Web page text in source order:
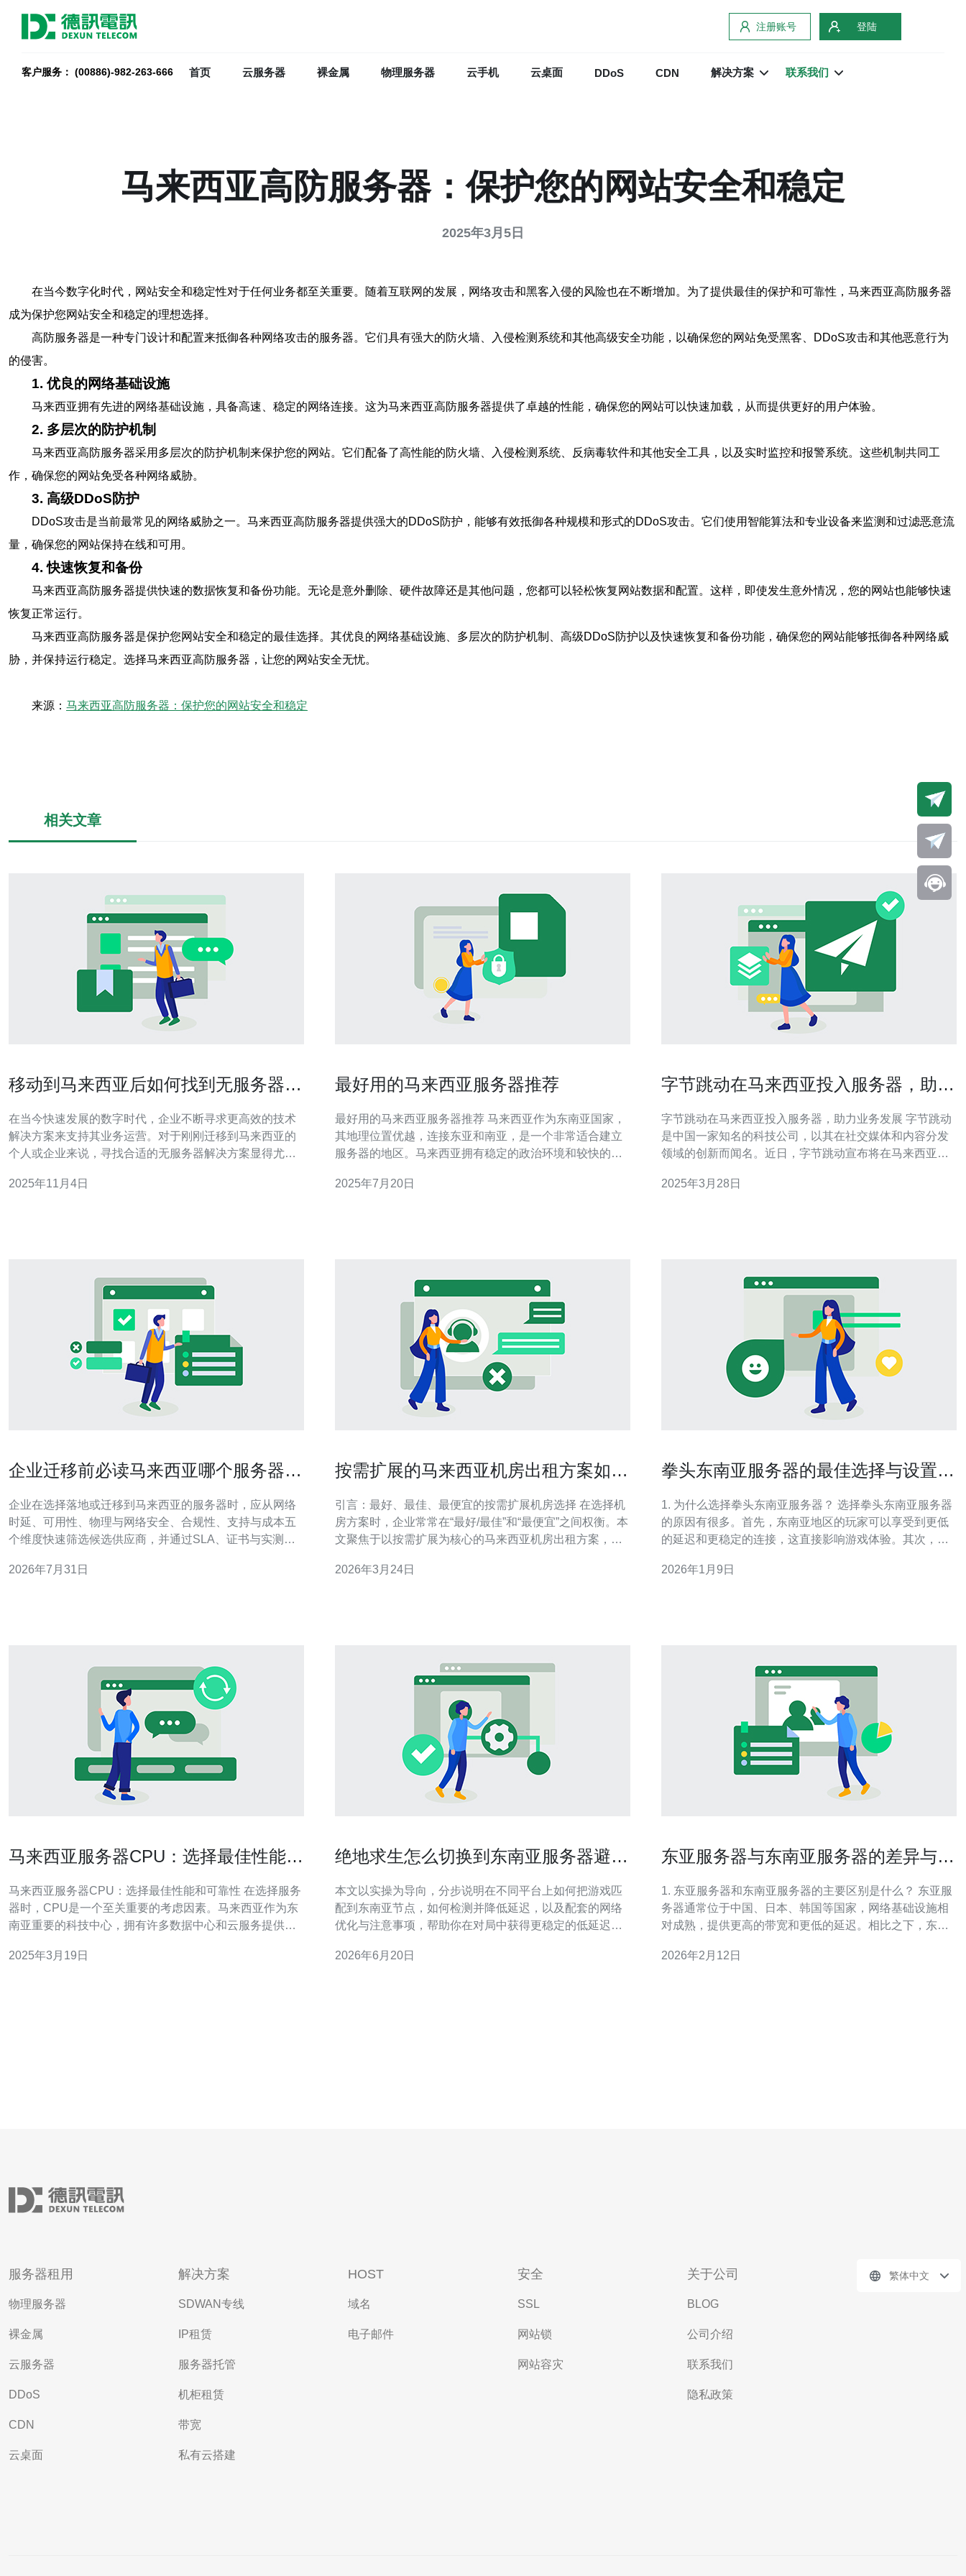
注册账号 登陆
客户服务： (00886)-982-263-666 首页 云服务器 裸金属 物理服务器 云手机 云桌面 DDoS CDN 解决方案 联系我们
马来西亚高防服务器：保护您的网站安全和稳定
2025年3月5日
在当今数字化时代，网站安全和稳定性对于任何业务都至关重要。随着互联网的发展，网络攻击和黑客入侵的风险也在不断增加。为了提供最佳的保护和可靠性，马来西亚高防服务器
成为保护您网站安全和稳定的理想选择。
高防服务器是一种专门设计和配置来抵御各种网络攻击的服务器。它们具有强大的防火墙、入侵检测系统和其他高级安全功能，以确保您的网站免受黑客、DDoS攻击和其他恶意行为
的侵害。
1. 优良的网络基础设施
马来西亚拥有先进的网络基础设施，具备高速、稳定的网络连接。这为马来西亚高防服务器提供了卓越的性能，确保您的网站可以快速加载，从而提供更好的用户体验。
2. 多层次的防护机制
马来西亚高防服务器采用多层次的防护机制来保护您的网站。它们配备了高性能的防火墙、入侵检测系统、反病毒软件和其他安全工具，以及实时监控和报警系统。这些机制共同工
作，确保您的网站免受各种网络威胁。
3. 高级DDoS防护
DDoS攻击是当前最常见的网络威胁之一。马来西亚高防服务器提供强大的DDoS防护，能够有效抵御各种规模和形式的DDoS攻击。它们使用智能算法和专业设备来监测和过滤恶意流
量，确保您的网站保持在线和可用。
4. 快速恢复和备份
马来西亚高防服务器提供快速的数据恢复和备份功能。无论是意外删除、硬件故障还是其他问题，您都可以轻松恢复网站数据和配置。这样，即使发生意外情况，您的网站也能够快速
恢复正常运行。
马来西亚高防服务器是保护您网站安全和稳定的最佳选择。其优良的网络基础设施、多层次的防护机制、高级DDoS防护以及快速恢复和备份功能，确保您的网站能够抵御各种网络威
胁，并保持运行稳定。选择马来西亚高防服务器，让您的网站安全无忧。
来源： 马来西亚高防服务器：保护您的网站安全和稳定
相关文章
移动到马来西亚后如何找到无服务器的
在当今快速发展的数字时代，企业不断寻求更高效的技术
解决方案来支持其业务运营。对于刚刚迁移到马来西亚的
个人或企业来说，寻找合适的无服务器解决方案显得尤为
器解决方案，帮助您在新环境中顺利开展业务。 如何评估
2025年11月4日
最好用的马来西亚服务器推荐
最好用的马来西亚服务器推荐 马来西亚作为东南亚国家，
其地理位置优越，连接东亚和南亚，是一个非常适合建立
服务器的地区。马来西亚拥有稳定的政治环境和较快的互
更好的访问体验。 以下是我们推荐的几家马来西亚服务器
2025年7月20日
字节跳动在马来西亚投入服务器，助力
字节跳动在马来西亚投入服务器，助力业务发展 字节跳动
是中国一家知名的科技公司，以其在社交媒体和内容分发
领域的创新而闻名。近日，字节跳动宣布将在马来西亚建
这一举措的背景和意义，并探讨其对字节跳动在马来西亚
2025年3月28日
企业迁移前必读马来西亚哪个服务器好
企业在选择落地或迁移到马来西亚的服务器时，应从网络
时延、可用性、物理与网络安全、合规性、支持与成本五
个维度快速筛选候选供应商，并通过SLA、证书与实测数
厂商类型与迁移前的具体测试与策略，帮助决策者在有限
2026年7月31日
按需扩展的马来西亚机房出租方案如何
引言：最好、最佳、最便宜的按需扩展机房选择 在选择机
房方案时，企业常常在“最好/最佳”和“最便宜”之间权衡。本
文聚焦于以按需扩展为核心的马来西亚机房出租方案，评
成为“最好”的可扩展服务器托管方案，又能在合适配置与用
2026年3月24日
拳头东南亚服务器的最佳选择与设置指
1. 为什么选择拳头东南亚服务器？ 选择拳头东南亚服务器
的原因有很多。首先，东南亚地区的玩家可以享受到更低
的延迟和更稳定的连接，这直接影响游戏体验。其次，拳
确保玩家能够顺畅游戏。最后，东南亚服务器还经常举办
2026年1月9日
马来西亚服务器CPU：选择最佳性能和
马来西亚服务器CPU：选择最佳性能和可靠性 在选择服务
器时，CPU是一个至关重要的考虑因素。马来西亚作为东
南亚重要的科技中心，拥有许多数据中心和云服务提供
器的CPU，以帮助用户选择最佳性能和可靠性。 在选择马
2025年3月19日
绝地求生怎么切换到东南亚服务器避免
本文以实操为导向，分步说明在不同平台上如何把游戏匹
配到东南亚节点，如何检测并降低延迟，以及配套的网络
优化与注意事项，帮助你在对局中获得更稳定的低延迟体
受地理距离、运营商路由和中转节点影响。若你离东南亚
2026年6月20日
东亚服务器与东南亚服务器的差异与选
1. 东亚服务器和东南亚服务器的主要区别是什么？ 东亚服
务器通常位于中国、日本、韩国等国家，网络基础设施相
对成熟，提供更高的带宽和更低的延迟。相比之下，东南
然网络稳定性也不错，但在某些区域的网络速度和延迟可
2026年2月12日
服务器租用
物理服务器
裸金属
云服务器
DDoS
CDN
云桌面
解决方案
SDWAN专线
IP租赁
服务器托管
机柜租赁
带宽
私有云搭建
HOST
域名
电子邮件
安全
SSL
网站锁
网站容灾
关于公司
BLOG
公司介绍
联系我们
隐私政策
繁体中文